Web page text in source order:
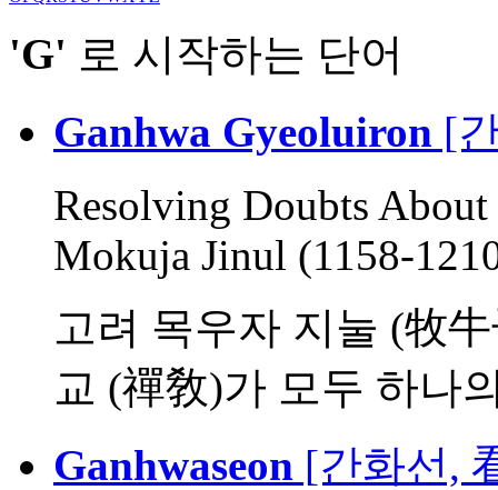
'G' 로 시작하는 단어
Ganhwa Gyeoluiron [
Resolving Doubts
Mokuja Jinul (1158-
고려 목우자 지눌 (牧
교 (禪敎)가 모두 하나
Ganhwaseon [간화선,